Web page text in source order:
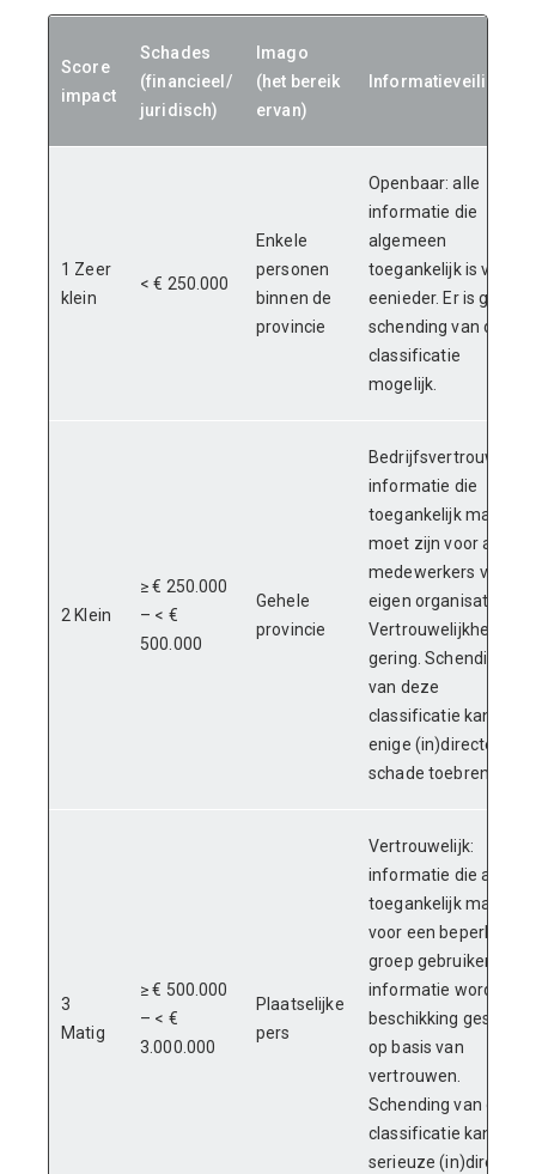
Score
impact
Schades
(financieel/
juridisch)
Imago
(het bereik
ervan)
Informatieveiligheid
1 Zeer
klein
< € 250.000
Enkele
personen
binnen de
provincie
Openbaar: alle
informatie die
algemeen
toegankelijk is voor
eenieder. Er is geen
schending van deze
classificatie
mogelijk.
2 Klein
≥ € 250.000
– < €
500.000
Gehele
provincie
Bedrijfsvertrouwelijk:
informatie die
toegankelijk mag of
moet zijn voor alle
medewerkers van de
eigen organisatie(s).
Vertrouwelijkheid is
gering. Schending
van deze
classificatie kan
enige (in)directe
schade toebrengen.
3
Matig
≥ € 500.000
– < €
3.000.000
Plaatselijke
pers
Vertrouwelijk:
informatie die alleen
toegankelijk mag zijn
voor een beperkte
groep gebruikers. De
informatie wordt ter
beschikking gesteld
op basis van
vertrouwen.
Schending van deze
classificatie kan
serieuze (in)directe